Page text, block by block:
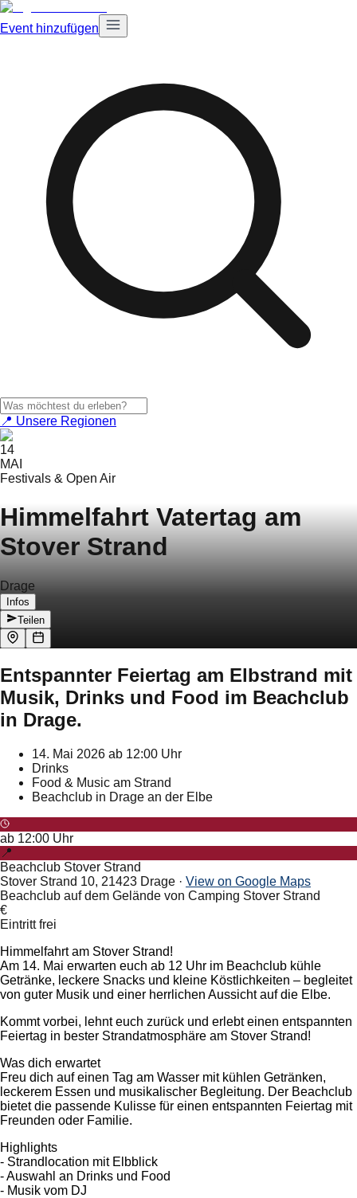
Event hinzufügen
📍 Unsere Regionen
14
MAI
Festivals & Open Air
Himmelfahrt Vatertag am
Stover Strand
Drage
Infos
Teilen
Entspannter Feiertag am Elbstrand mit
Musik, Drinks und Food im Beachclub
in Drage.
14. Mai 2026 ab 12:00 Uhr
Drinks
Food & Music am Strand
Beachclub in Drage an der Elbe
ab 12:00 Uhr
📍
Beachclub Stover Strand
Stover Strand 10, 21423 Drage · View on Google Maps
Beachclub auf dem Gelände von Camping Stover Strand
€
Eintritt frei
Himmelfahrt am Stover Strand!
Am 14. Mai erwarten euch ab 12 Uhr im Beachclub kühle
Getränke, leckere Snacks und kleine Köstlichkeiten – begleitet
von guter Musik und einer herrlichen Aussicht auf die Elbe.
Kommt vorbei, lehnt euch zurück und erlebt einen entspannten
Feiertag in bester Strandatmosphäre am Stover Strand!
Was dich erwartet
Freu dich auf einen Tag am Wasser mit kühlen Getränken,
leckerem Essen und musikalischer Begleitung. Der Beachclub
bietet die passende Kulisse für einen entspannten Feiertag mit
Freunden oder Familie.
Highlights
- Strandlocation mit Elbblick
- Auswahl an Drinks und Food
- Musik vom DJ